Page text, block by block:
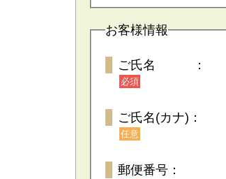
お客様情報
ご氏名 ：
必須
ご氏名(カナ)：
任意
郵便番号：